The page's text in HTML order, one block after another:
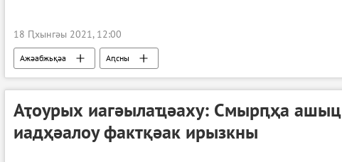
18 Ԥхынгәы 2021, 12:00
Ажәабжьқәа Аԥсны
Аҭоурых иагәылаҵәаху: Смырԥҳа ашыц
иадҳәалоу фактқәак ирызкны